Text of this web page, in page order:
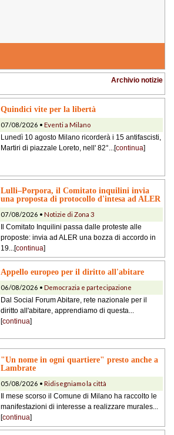
Archivio notizie
Quindici vite per la libertà
07/08/2026 • Eventi a Milano
Lunedì 10 agosto Milano ricorderà i 15 antifascisti,
Martiri di piazzale Loreto, nell' 82°...[continua]
Lulli–Porpora, il Comitato inquilini invia
una proposta di protocollo d'intesa ad ALER
07/08/2026 • Notizie di Zona 3
Il Comitato Inquilini passa dalle proteste alle
proposte: invia ad ALER una bozza di accordo in
19...[continua]
Appello europeo per il diritto all'abitare
06/08/2026 • Democrazia e partecipazione
Dal Social Forum Abitare, rete nazionale per il
diritto all'abitare, apprendiamo di questa...
[continua]
"Un nome in ogni quartiere" presto anche a
Lambrate
05/08/2026 • Ridisegniamo la città
Il mese scorso il Comune di Milano ha raccolto le
manifestazioni di interesse a realizzare murales...
[continua]